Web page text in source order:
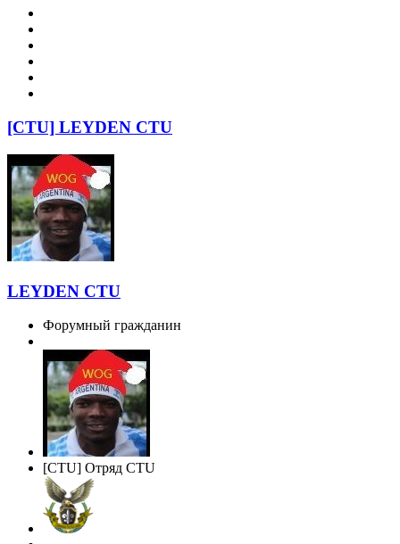
[CTU] LEYDEN CTU
LEYDEN CTU
Форумный гражданин
[CTU] Отряд CTU